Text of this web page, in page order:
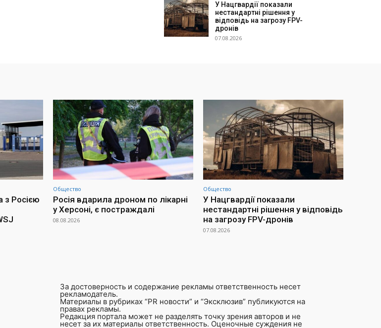
У Нацгвардії показали
нестандартні рішення у
відповідь на загрозу FPV-
дронів
07.08.2026
з Росією
Общество
Росія вдарила дроном по лікарні
у Херсоні, є постраждалі
08.08.2026
Общество
У Нацгвардії показали
нестандартні рішення у відповідь
на загрозу FPV-дронів
07.08.2026
За достоверность и содержание рекламы ответственность несет
рекламодатель.
Материалы в рубриках “PR новости” и “Эксклюзив” публикуются на
правах рекламы.
Редакция портала может не разделять точку зрения авторов и не
несет за их материалы ответственность. Оценочные суждения не